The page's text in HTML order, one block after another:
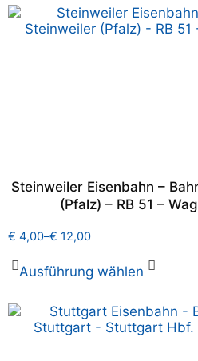
Steinweiler Eisenbahn –
(Pfalz) – RB 51 –
€ 4,00–€ 12,00
Ausführung wählen